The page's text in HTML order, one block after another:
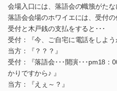
会場入口には、落語会の幟籏がたな
落語会会場のホワイエには、受付の
受付と木戸銭の支払をすると･･･
受付：『今、ご自宅に電話をしよう
当方：『？？？』
受付：『落語会･･･開演･･･pm18：
かりですから♪ 』
当方：『えぇ～？』